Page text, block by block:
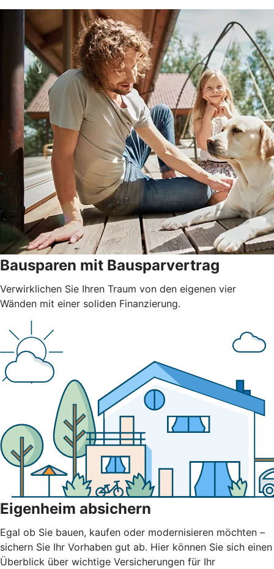
Bausparen mit Bausparvertrag
Verwirklichen Sie Ihren Traum von den eigenen vier
Wänden mit einer soliden Finanzierung.
Eigenheim absichern
Egal ob Sie bauen, kaufen oder modernisieren möchten –
sichern Sie Ihr Vorhaben gut ab. Hier können Sie sich einen
Überblick über wichtige Versicherungen für Ihr